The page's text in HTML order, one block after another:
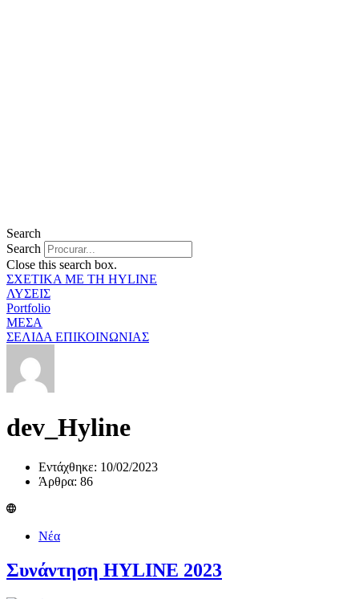
Search
Search
Close this search box.
ΣΧΕΤΙΚΑ ΜΕ ΤΗ HYLINE
ΛΥΣΕΙΣ
Portfolio
ΜΕΣΑ
ΣΕΛΙΔΑ ΕΠΙΚΟΙΝΩΝΙΑΣ
dev_Hyline
Εντάχθηκε: 10/02/2023
Άρθρα: 86
Νέα
Συνάντηση HYLINE 2023